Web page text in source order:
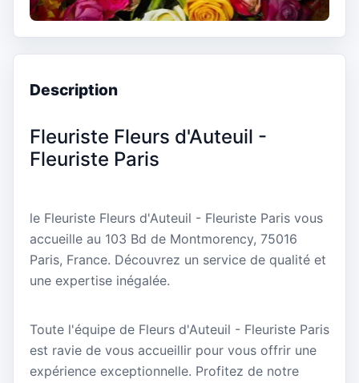
Description
Fleuriste Fleurs d'Auteuil -
Fleuriste Paris
le Fleuriste Fleurs d'Auteuil - Fleuriste Paris vous
accueille au 103 Bd de Montmorency, 75016
Paris, France. Découvrez un service de qualité et
une expertise inégalée.
Toute l'équipe de Fleurs d'Auteuil - Fleuriste Paris
est ravie de vous accueillir pour vous offrir une
expérience exceptionnelle. Profitez de notre